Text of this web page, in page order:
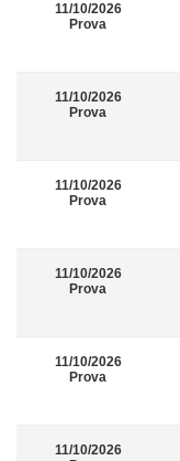
11/10/2026
Prova
11/10/2026
Prova
11/10/2026
Prova
11/10/2026
Prova
11/10/2026
Prova
11/10/2026